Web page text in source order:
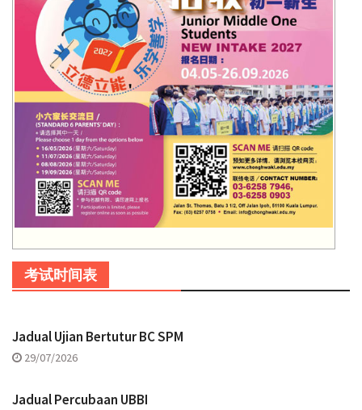
考试时间表
Jadual Ujian Bertutur BC SPM
29/07/2026
Jadual Percubaan UBBI